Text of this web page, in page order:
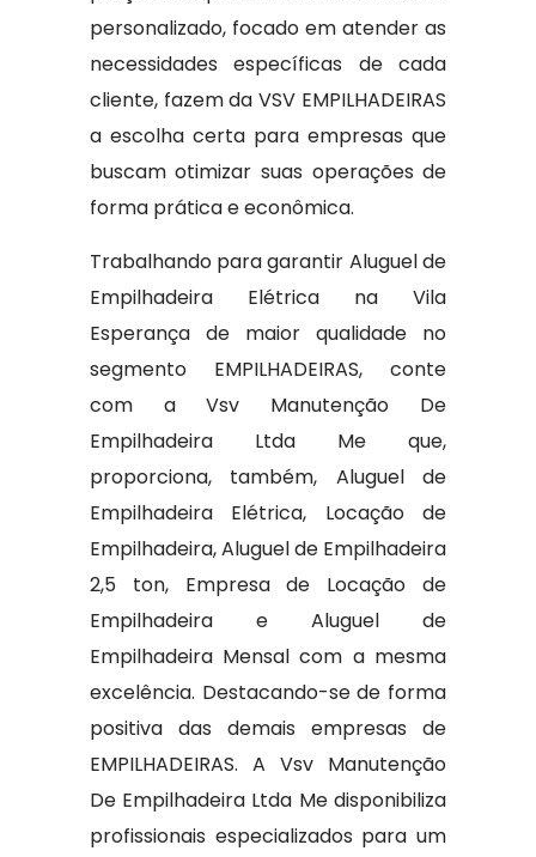
personalizado, focado em atender as
necessidades específicas de cada
cliente, fazem da VSV EMPILHADEIRAS
a escolha certa para empresas que
buscam otimizar suas operações de
forma prática e econômica.
Trabalhando para garantir Aluguel de
Empilhadeira Elétrica na Vila
Esperança de maior qualidade no
segmento EMPILHADEIRAS, conte
com a Vsv Manutenção De
Empilhadeira Ltda Me que,
proporciona, também, Aluguel de
Empilhadeira Elétrica, Locação de
Empilhadeira, Aluguel de Empilhadeira
2,5 ton, Empresa de Locação de
Empilhadeira e Aluguel de
Empilhadeira Mensal com a mesma
excelência. Destacando-se de forma
positiva das demais empresas de
EMPILHADEIRAS. A Vsv Manutenção
De Empilhadeira Ltda Me disponibiliza
profissionais especializados para um